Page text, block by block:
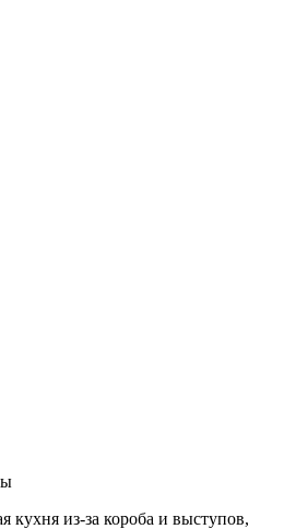
кухня из-за короба и выступов,